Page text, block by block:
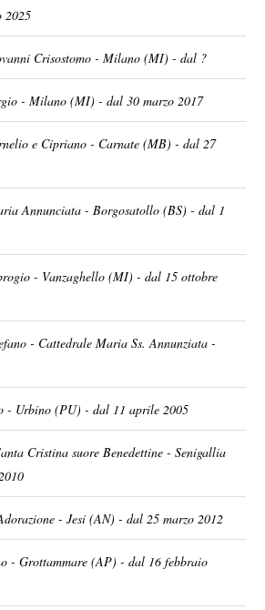
2025
Crisostomo - Milano (MI) - dal ?
- Milano (MI) - dal 30 marzo 2017
e Cipriano - Carnate (MB) - dal 27
Annunciata - Borgosatollo (BS) - dal 1
- Vanzaghello (MI) - dal 15 ottobre
- Cattedrale Maria Ss. Annunziata -
- Urbino (PU) - dal 11 aprile 2005
Cristina suore Benedettine - Senigallia
- Jesi (AN) - dal 25 marzo 2012
- Grottammare (AP) - dal 16 febbraio